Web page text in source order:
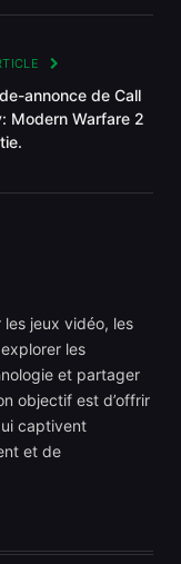
annonce de Call
Modern Warfare 2
jeux vidéo, les
les
et partager
objectif est d’offrir
captivent
et de